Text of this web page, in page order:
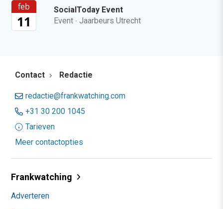
feb
11
SocialToday Event
Event · Jaarbeurs Utrecht
Contact Redactie
redactie@frankwatching.com
+31 30 200 1045
Tarieven
Meer contactopties
Frankwatching
Adverteren